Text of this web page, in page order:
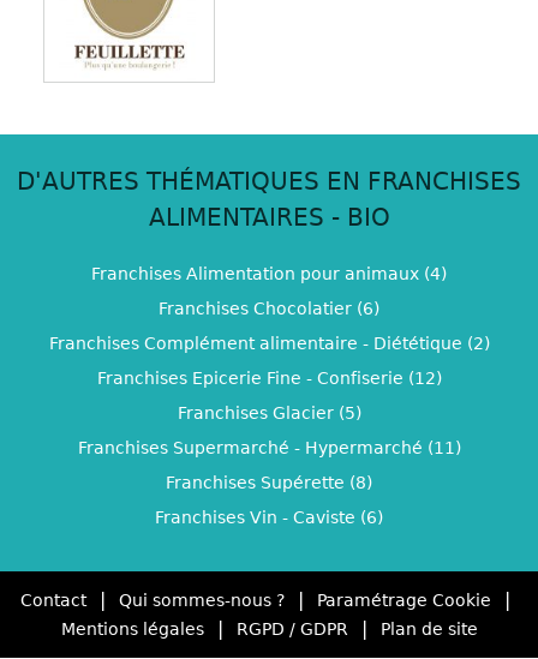
D'AUTRES THÉMATIQUES EN FRANCHISES
ALIMENTAIRES - BIO
Franchises Alimentation pour animaux (4)
Franchises Chocolatier (6)
Franchises Complément alimentaire - Diététique (2)
Franchises Epicerie Fine - Confiserie (12)
Franchises Glacier (5)
Franchises Supermarché - Hypermarché (11)
Franchises Supérette (8)
Franchises Vin - Caviste (6)
Contact | Qui sommes-nous ? | Paramétrage Cookie |
Mentions légales | RGPD / GDPR | Plan de site